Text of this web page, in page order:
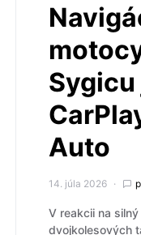
Sygicu
Auto
14. júla 2026
V reakcii na
dvojkolesových